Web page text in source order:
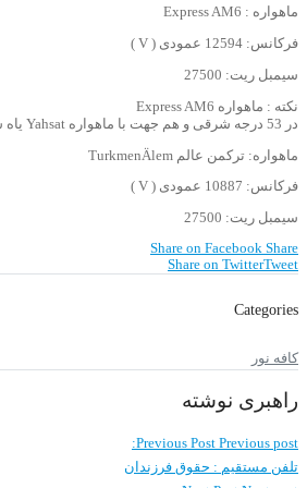
ماهواره : Express AM6
فرکانس: 12594 عمودی ( V )
سیمبل ریت: 27500
نکته : ماهواره Express AM6
در 53 درجه شرقی و هم جهت با ماهواره Yahsat یاه ست می باشد
ماهواره: ترکمن عالم TurkmenÄlem
فرکانس: 10887 عمودی ( V )
سیمبل ریت: 27500
Share on Facebook Share
Share on TwitterTweet
Categories
کافه نور
راهبری نوشته
Previous Post Previous post:
تلفن مستقیم : حقوق فرزندان